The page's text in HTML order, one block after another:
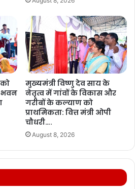
भवन
मुख्यमंत्री विष्णु देव साय के
नेतृत्व में गांवों के विकास और
गरीबों के कल्याण को
प्राथमिकता: वित्त मंत्री ओपी
चौधरी….
August 8, 2026